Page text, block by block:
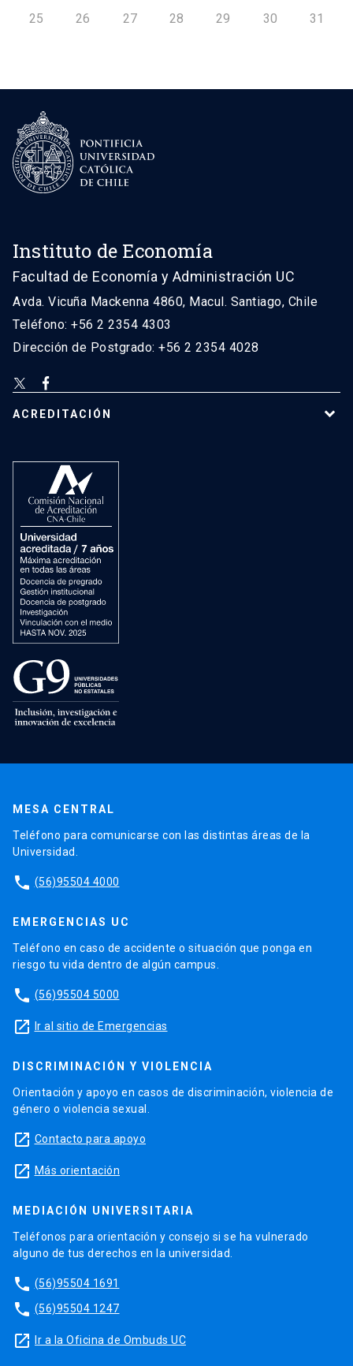
25 26 27 28 29 30 31
Instituto de Economía
Facultad de Economía y Administración UC
Avda. Vicuña Mackenna 4860, Macul. Santiago, Chile
Teléfono: +56 2 2354 4303
Dirección de Postgrado: +56 2 2354 4028
ACREDITACIÓN
MESA CENTRAL
Teléfono para comunicarse con las distintas áreas de la
Universidad.
phone (56)95504 4000
EMERGENCIAS UC
Teléfono en caso de accidente o situación que ponga en
riesgo tu vida dentro de algún campus.
phone (56)95504 5000
launch Ir al sitio de Emergencias
DISCRIMINACIÓN Y VIOLENCIA
Orientación y apoyo en casos de discriminación, violencia de
género o violencia sexual.
launch Contacto para apoyo
launch Más orientación
MEDIACIÓN UNIVERSITARIA
Teléfonos para orientación y consejo si se ha vulnerado
alguno de tus derechos en la universidad.
phone (56)95504 1691
phone (56)95504 1247
launch Ir a la Oficina de Ombuds UC